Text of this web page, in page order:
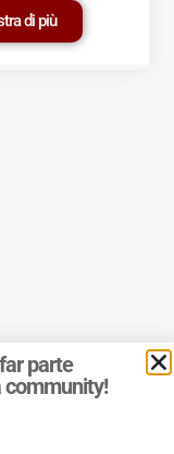
di più
parte
community!